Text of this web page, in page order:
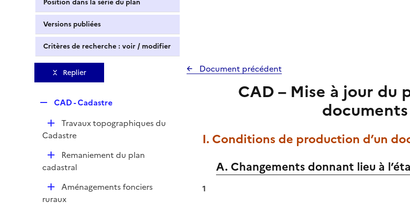
Position dans la série du plan
Versions publiées
Critères de recherche : voir / modifier
Replier
p
l
i
e
r
CAD - Cadastre
D
é
i
Travaux topographiques du
Cadastre
D
é
Remaniement du plan
cadastral
D
é
Aménagements fonciers
ruraux
Document précédent
CAD – Mise à jour du
I. Conditions de production d’un
A. Changements donnant lieu à
1